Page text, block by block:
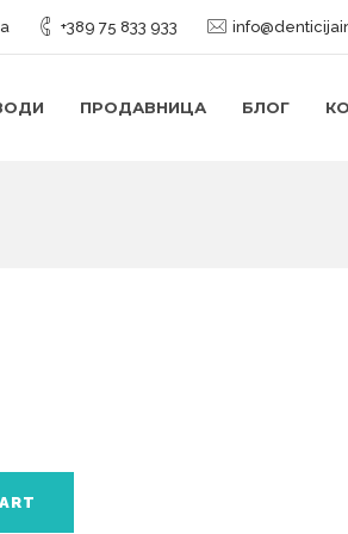
+389 75 833 933
ПРОДАВНИЦА БЛОГ